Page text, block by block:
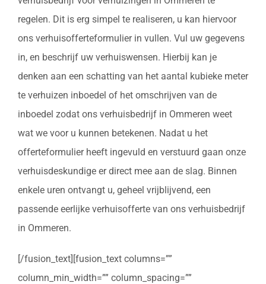
regelen. Dit is erg simpel te realiseren, u kan hiervoor
ons verhuisofferteformulier in vullen. Vul uw gegevens
in, en beschrijf uw verhuiswensen. Hierbij kan je
denken aan een schatting van het aantal kubieke meter
te verhuizen inboedel of het omschrijven van de
inboedel zodat ons verhuisbedrijf in Ommeren weet
wat we voor u kunnen betekenen. Nadat u het
offerteformulier heeft ingevuld en verstuurd gaan onze
verhuisdeskundige er direct mee aan de slag. Binnen
enkele uren ontvangt u, geheel vrijblijvend, een
passende eerlijke verhuisofferte van ons verhuisbedrijf
in Ommeren.
[/fusion_text][fusion_text columns=””
column_min_width=”” column_spacing=””